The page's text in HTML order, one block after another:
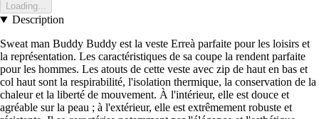
Loading...
Description
Sweat man Buddy Buddy est la veste Erreà parfaite pour les loisirs et
la représentation. Les caractéristiques de sa coupe la rendent parfaite
pour les hommes. Les atouts de cette veste avec zip de haut en bas et
col haut sont la respirabilité, l'isolation thermique, la conservation de la
chaleur et la liberté de mouvement. À l'intérieur, elle est douce et
agréable sur la peau ; à l'extérieur, elle est extrêmement robuste et